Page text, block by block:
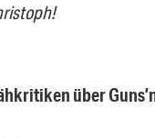
über